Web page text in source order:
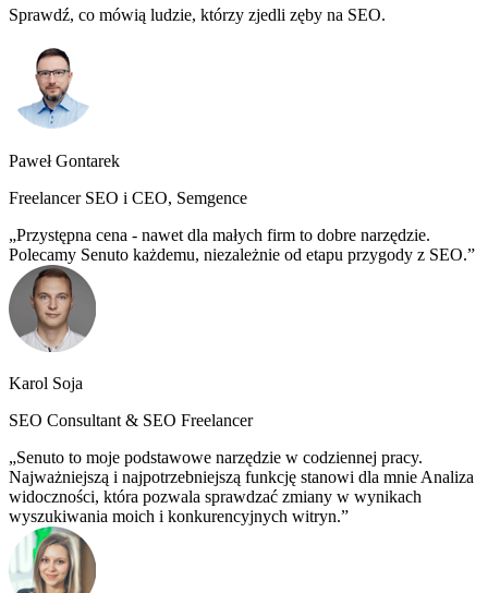
Sprawdź, co mówią ludzie, którzy zjedli zęby na SEO.
Paweł Gontarek
Freelancer SEO i CEO, Semgence
Przystępna cena - nawet dla małych firm to dobre narzędzie.
Polecamy Senuto każdemu, niezależnie od etapu przygody z SEO.
Karol Soja
SEO Consultant & SEO Freelancer
Senuto to moje podstawowe narzędzie w codziennej pracy.
Najważniejszą i najpotrzebniejszą funkcję stanowi dla mnie Analiza
widoczności, która pozwala sprawdzać zmiany w wynikach
wyszukiwania moich i konkurencyjnych witryn.